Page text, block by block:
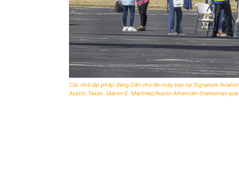
Các nhà lập pháp đảng Dân chủ lên máy bay tại Signature
Austin, Texas. (Aaron E. Martinez/Austin American-Statesman qua